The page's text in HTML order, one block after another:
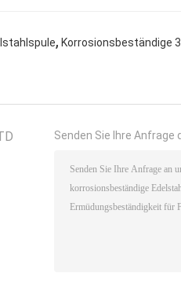
, Korrosionsbeständige
Senden Sie Ihre Anfrage